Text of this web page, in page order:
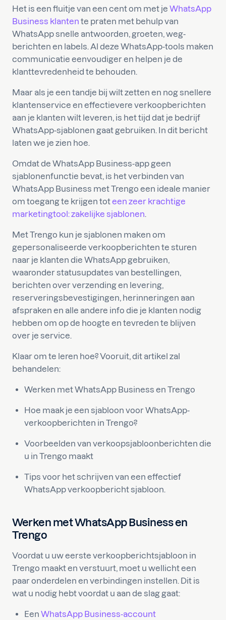
Het is een fluitje van een cent om met je WhatsApp
Business klanten te praten met behulp van
WhatsApp snelle antwoorden, groeten, weg-
berichten en labels. Al deze WhatsApp-tools maken
communicatie eenvoudiger en helpen je de
klanttevredenheid te behouden.
Maar als je een tandje bij wilt zetten en nog snellere
klantenservice en effectievere verkoopberichten
aan je klanten wilt leveren, is het tijd dat je bedrijf
WhatsApp-sjablonen gaat gebruiken. In dit bericht
laten we je zien hoe.
Omdat de WhatsApp Business-app geen
sjablonenfunctie bevat, is het verbinden van
WhatsApp Business met Trengo een ideale manier
om toegang te krijgen toteen zeer krachtige
marketingtool: zakelijke sjablonen.
Met Trengo kun je sjablonen maken om
gepersonaliseerde verkoopberichten te sturen
naar je klanten die WhatsApp gebruiken,
waaronder statusupdates van bestellingen,
berichten over verzending en levering,
reserveringsbevestigingen, herinneringen aan
afspraken en alle andere info die je klanten nodig
hebben om op de hoogte en tevreden te blijven
over je service.
Klaar om te leren hoe? Vooruit, dit artikel zal
behandelen:
Werken met WhatsApp Business en Trengo
Hoe maak je een sjabloon voor WhatsApp-
verkoopberichten in Trengo?
Voorbeelden van verkoopsjabloonberichten die
u in Trengo maakt
Tips voor het schrijven van een effectief
WhatsApp verkoopbericht sjabloon.
Werken met WhatsApp Business en
Trengo
Voordat u uw eerste verkoopberichtsjabloon in
Trengo maakt en verstuurt, moet u wellicht een
paar onderdelen en verbindingen instellen. Dit is
wat u nodig hebt voordat u aan de slag gaat:
Een WhatsApp Business-account